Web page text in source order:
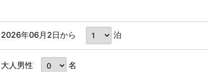
2026年06月2日から 泊
大人男性 名